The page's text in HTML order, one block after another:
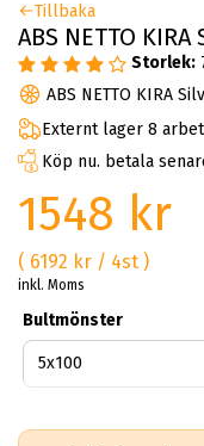
Tillbaka
ABS NETTO
Storlek:
ABS NETTO KIRA
Externt lager 8
Köp nu. betala
1548 kr
( 6192 kr / 4st )
inkl. Moms
Bultmönster